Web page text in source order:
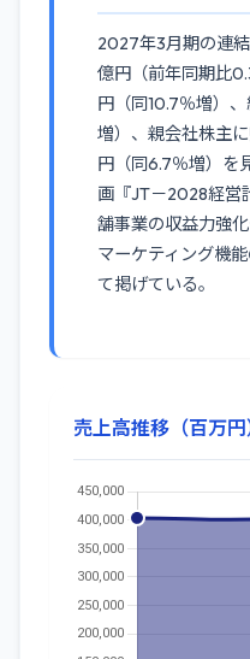
2027年3月期の連
億円（前年同期比
円（同10.7％増）
増）、親会社株主
円（同6.7％増）を
画『JT－2028経営
舗事業の収益力強
マーケティング機
て掲げている。
売上高推移（百万円